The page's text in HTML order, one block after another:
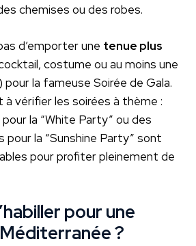
chemises ou des robes.
d’emporter une tenue plus
costume ou au moins une
la fameuse Soirée de Gala.
à vérifier les soirées à thème :
la “White Party” ou des
la “Sunshine Party” sont
pour profiter pleinement de
pour une
?